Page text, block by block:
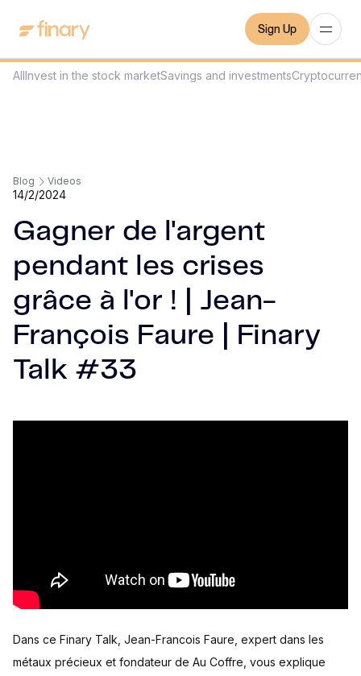
Sign Up
AllInvest in the stock marketSavings and investments
Blog Videos
14/2/2024
Gagner de l'argent
pendant les crises
grâce à l'or ! | Jean-
François Faure | Finary
Talk #33
Dans ce Finary Talk, Jean-Francois Faure, expert dans les
métaux précieux et fondateur de Au Coffre, vous explique